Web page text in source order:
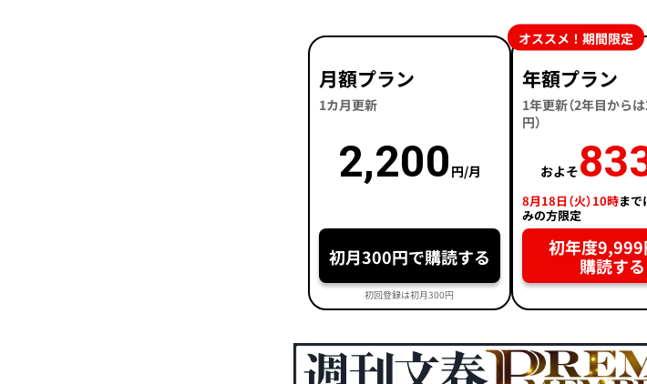
月額プラン
1カ月更新
2,200 円/月
初月300円で購読する
初回登録は初月300円
年額プラン
1年更新（2年目から
円）
およそ
8月18日（火）10時まで
みの方限定
初年度9,999
購読する
オススメ！期間限定